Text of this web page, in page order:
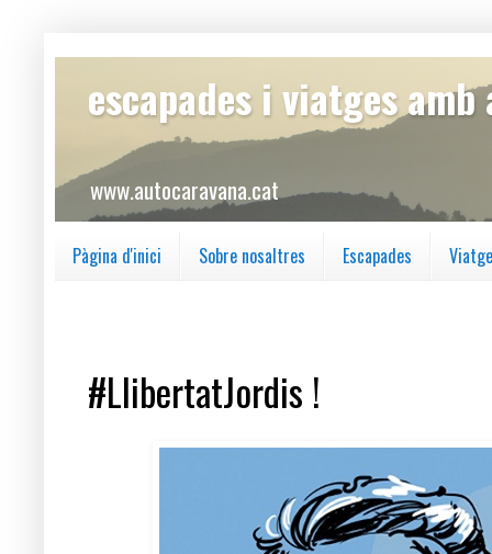
escapades i viatges
www.autocaravana.cat
Pàgina d'inici Sobre nosaltres Escapades
#LlibertatJordis !